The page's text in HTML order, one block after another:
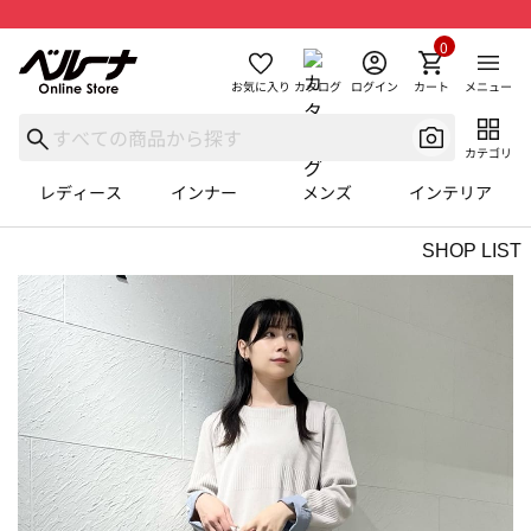
お気に入り カタログ ログイン カート
0
メニュー
カテゴリ
レディース インナー メンズ インテリア
SHOP LIST